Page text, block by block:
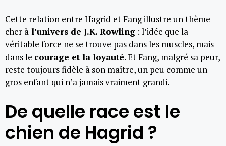
Cette relation entre Hagrid et Fang illustre un thème
cher à l’univers de J.K. Rowling : l’idée que la
véritable force ne se trouve pas dans les muscles, mais
dans le courage et la loyauté. Et Fang, malgré sa peur,
reste toujours fidèle à son maître, un peu comme un
gros enfant qui n’a jamais vraiment grandi.
De quelle race est le
chien de Hagrid ?